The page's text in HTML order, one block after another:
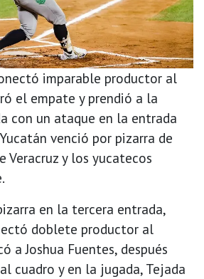
imparable productor al
el empate y prendió a la
con un ataque en la entrada
venció por pizarra de
Veracruz y los yucatecos
en la tercera entrada,
doblete productor al
a Joshua Fuentes, después
cuadro y en la jugada, Tejada